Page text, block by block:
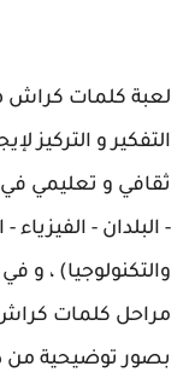
لعبة كلمات كراش
التفكير و التركيز
ثقافي و تعليمي
- البلدان - الفيزياء
والتكنولوجيا) ،
بصور توضيحية من